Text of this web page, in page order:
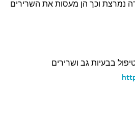
נמרצת וכך הן מעסות את השרירים
בבעיות גב ושרירים